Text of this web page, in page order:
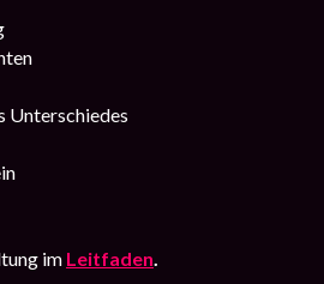
Unterschiedes
im Leitfaden.